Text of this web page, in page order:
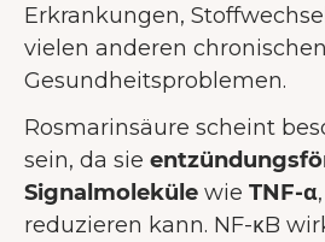
Erkrankungen,
vielen anderen chronischen
Gesundheitsproblemen.
Rosmarinsäure scheint
sein, da sie
Signalmoleküle wie TNF-α,
reduzieren kann. NF-κB